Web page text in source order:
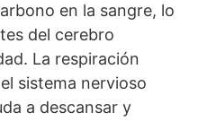
en la sangre, lo
del cerebro
La respiración
sistema nervioso
a descansar y